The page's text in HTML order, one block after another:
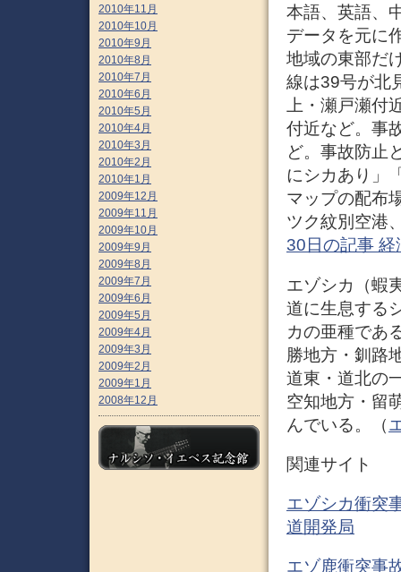
本語、英語、
データを元に
地域の東部だ
線は39号が北
上・瀬戸瀬付
付近など。事
ど。事故防止
にシカあり」
マップの配布
ツク紋別空港
30日の記事 経
エゾシカ（蝦
道に生息する
カの亜種であ
勝地方・釧路
道東・道北の
空知地方・留
んでいる。（
関連サイト
エゾシカ衝突
道開発局
エゾ鹿衝突事
2010年11月
2010年10月
2010年9月
2010年8月
2010年7月
2010年6月
2010年5月
2010年4月
2010年3月
2010年2月
2010年1月
2009年12月
2009年11月
2009年10月
2009年9月
2009年8月
2009年7月
2009年6月
2009年5月
2009年4月
2009年3月
2009年2月
2009年1月
2008年12月